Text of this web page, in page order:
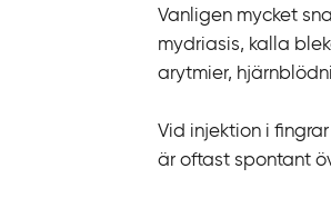
Vanligen mycket
mydriasis, kalla
arytmier,
Vid injektion i
är oftast spontant